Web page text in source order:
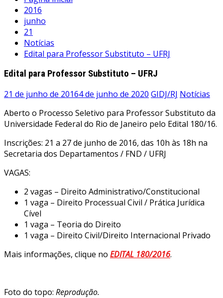
2016
junho
21
Notícias
Edital para Professor Substituto – UFRJ
Edital para Professor Substituto – UFRJ
21 de junho de 20164 de junho de 2020 GIDJ/RJ Notícias
Aberto o Processo Seletivo para Professor Substituto da
Universidade Federal do Rio de Janeiro pelo Edital 180/16.
Inscrições: 21 a 27 de junho de 2016, das 10h às 18h na
Secretaria dos Departamentos / FND / UFRJ
VAGAS:
2 vagas – Direito Administrativo/Constitucional
1 vaga – Direito Processual Civil / Prática Jurídica
Cível
1 vaga – Teoria do Direito
1 vaga – Direito Civil/Direito Internacional Privado
Mais informações, clique no EDITAL 180/2016.
Foto do topo: Reprodução.